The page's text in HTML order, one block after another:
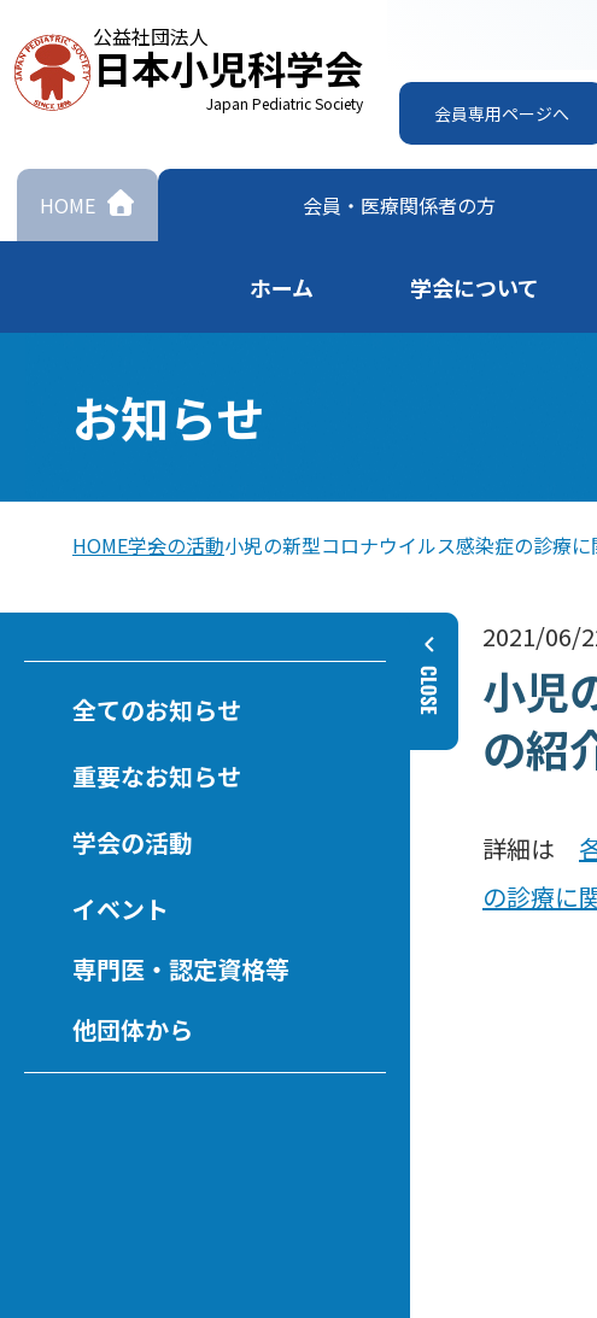
公益社団法人
日本小児科学会
Japan Pediatric Society 会員専用ページへ
HOME 会員・ 医療関係者の方
ホーム 学会について
お知らせ
HOME学会の活動小児の新型コロナウイルス感染症の診療
全てのお知らせ
重要なお知らせ
学会の活動
イベント
専門医・認定資格等
他団体から
2021/06/
小児
の紹
詳細は
の診療に